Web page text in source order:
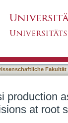
Fakultät
production
at root